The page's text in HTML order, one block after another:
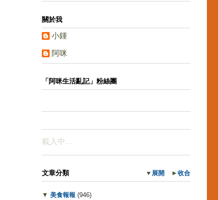
關於我
小鍾
阿咪
「阿咪生活亂記」粉絲團
載入中…
▼ 展開 ► 收合
文章分類
▼ 美食報報 (946)